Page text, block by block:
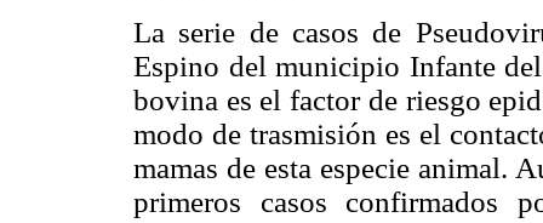
La serie de casos de
Espino del municipio Infante
bovina es el factor de riesgo
modo de trasmisión es el
mamas de esta especie animal.
primeros casos confirmados